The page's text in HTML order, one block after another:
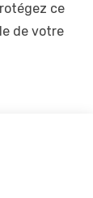
ce
de votre